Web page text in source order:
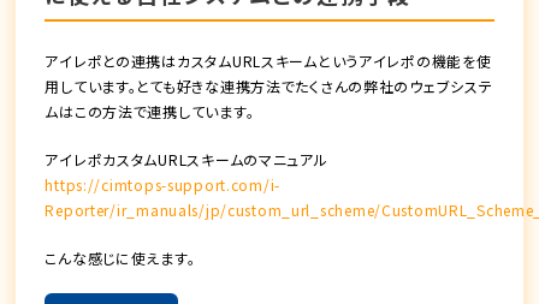
アイレポとの連携はカスタムURLスキームというアイレポの機能を使
用しています。とても好きな連携方法でたくさんの弊社のウェブシステ
ムはこの方法で連携しています。
アイレポカスタムURLスキームのマニュアル
https://cimtops-support.com/i-
Reporter/ir_manuals/jp/custom_url_scheme/
こんな感じに使えます。